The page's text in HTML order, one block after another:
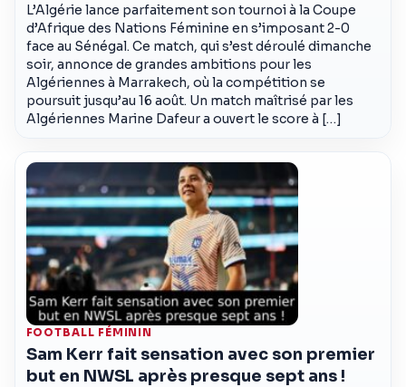
L’Algérie lance parfaitement son tournoi à la Coupe
d’Afrique des Nations Féminine en s’imposant 2-0
face au Sénégal. Ce match, qui s’est déroulé dimanche
soir, annonce de grandes ambitions pour les
Algériennes à Marrakech, où la compétition se
poursuit jusqu’au 16 août. Un match maîtrisé par les
Algériennes Marine Dafeur a ouvert le score à […]
FOOTBALL FÉMININ
Sam Kerr fait sensation avec son premier
but en NWSL après presque sept ans !